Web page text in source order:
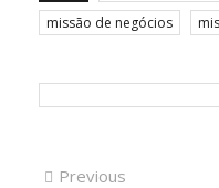
missão de negócios
Previous